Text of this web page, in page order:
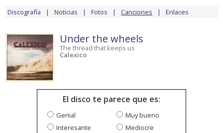
Discografía Noticias Fotos Canciones Enlaces
Under the wheels
The thread that keeps us
Calexico
El disco te parece que es:
Genial
Muy bueno
Interesante
Mediocre